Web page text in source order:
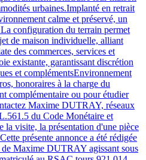
urbaines.Implanté en retrait
calme et préservé, un
configuration du terrain permet
de maison individuelle, alliant
des commerces, services et
existante, garantissant discrétion
et complémentsEnvironnement
honoraires à la charge du
complémentaire ou pour étudier
Maxime DUTRAY, réseaux
du Code Monétaire et
la visite, la présentation d'une pièce
présente annonce a été rédigée
Maxime DUTRAY agissant sous